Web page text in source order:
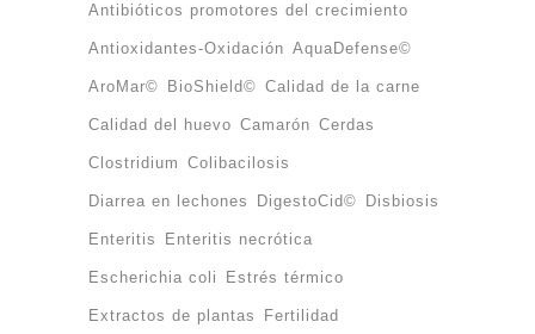
Antibióticos promotores del crecimiento
Antioxidantes-Oxidación AquaDefense©
AroMar© BioShield© Calidad de la carne
Calidad del huevo Camarón Cerdas
Clostridium Colibacilosis
Diarrea en lechones DigestoCid© Disbiosis
Enteritis Enteritis necrótica
Escherichia coli Estrés térmico
Extractos de plantas Fertilidad